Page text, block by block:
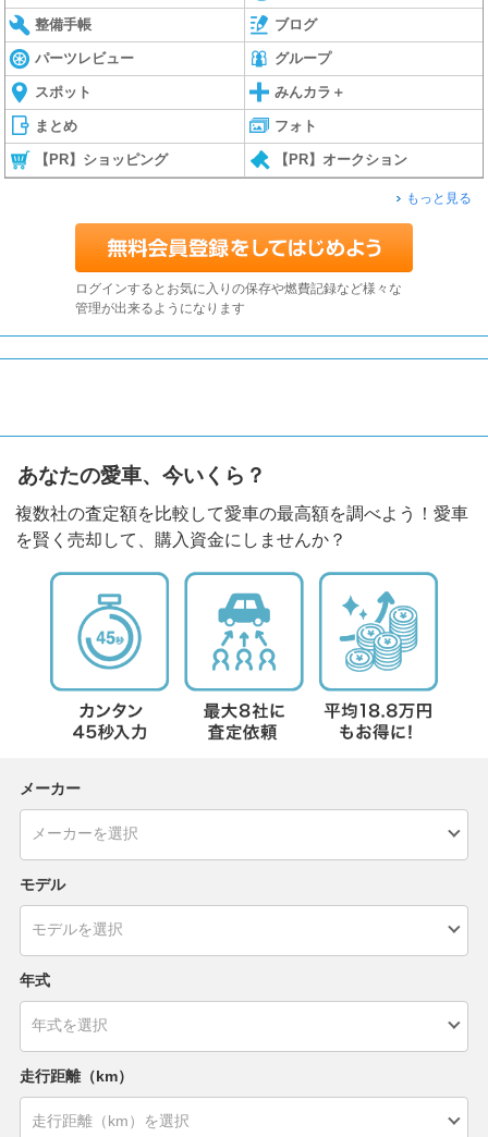
整備手帳 ブログ
パーツレビュー グループ
スポット みんカラ＋
まとめ フォト
【PR】ショッピング 【PR】オークション
もっと見る
ログインするとお気に入りの保存や燃費記録など様々な
管理が出来るようになります
あなたの愛車、今いくら？
複数社の査定額を比較して愛車の最高額を調べよう！愛車
を賢く売却して、購入資金にしませんか？
メーカー
モデル
年式
走行距離（km）